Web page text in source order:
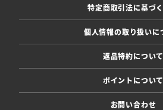
特定商取引法に基づ
個人情報の取り扱いに
返品特約について
ポイントについて
お問い合わせ